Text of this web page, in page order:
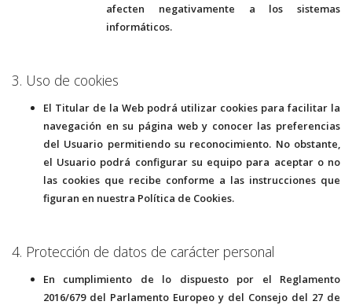
afecten negativamente a los sistemas
informáticos.
3. Uso de cookies
El Titular de la Web podrá utilizar cookies para facilitar la
navegación en su página web y conocer las preferencias
del Usuario permitiendo su reconocimiento. No obstante,
el Usuario podrá configurar su equipo para aceptar o no
las cookies que recibe conforme a las instrucciones que
figuran en nuestra Política de Cookies.
4. Protección de datos de carácter personal
En cumplimiento de lo dispuesto por el Reglamento
2016/679 del Parlamento Europeo y del Consejo del 27 de